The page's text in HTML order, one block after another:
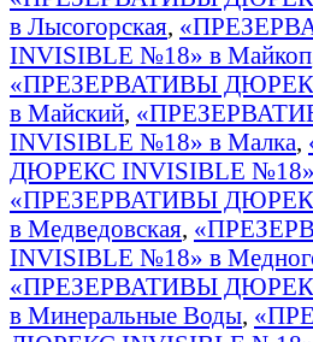
в Лысогорская,
INVISIBLE №18» в Майкоп
«ПРЕЗЕРВАТИВЫ
в Майский,
INVISIBLE №18» в Малка,
ДЮРЕКС INVISIBLE №18»
«ПРЕЗЕРВАТИВЫ
в Медведовская,
INVISIBLE №18» в
«ПРЕЗЕРВАТИВЫ
в Минеральные Воды,